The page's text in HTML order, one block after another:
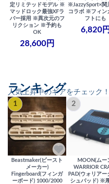
定リミテッドモデル ※
マッドロック最強XFラ
バー採用 ※異次元のフ
リクション ※予約も
OK
28,600円
※JazzySport×関
コラボ ※フィン
フトにも
6,820円
人気上昇中のギアをチェック！
ランキング
1
Beastmaker(ビースト
メーカー)
Fingerboard(フィンガ
ーボード) 1000/2000
2
MOON(ムー
WARRIOR
PAD(ウォリアー
シュパッド) ※